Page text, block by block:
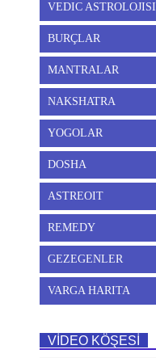
VEDIC ASTROLOJISI
BURÇLAR
MANTRALAR
NAKSHATRA
YOGOLAR
DOSHA
ASTREOIT
REMEDY
GEZEGENLER
VARGA HARITA
VİDEO KÖŞESİ